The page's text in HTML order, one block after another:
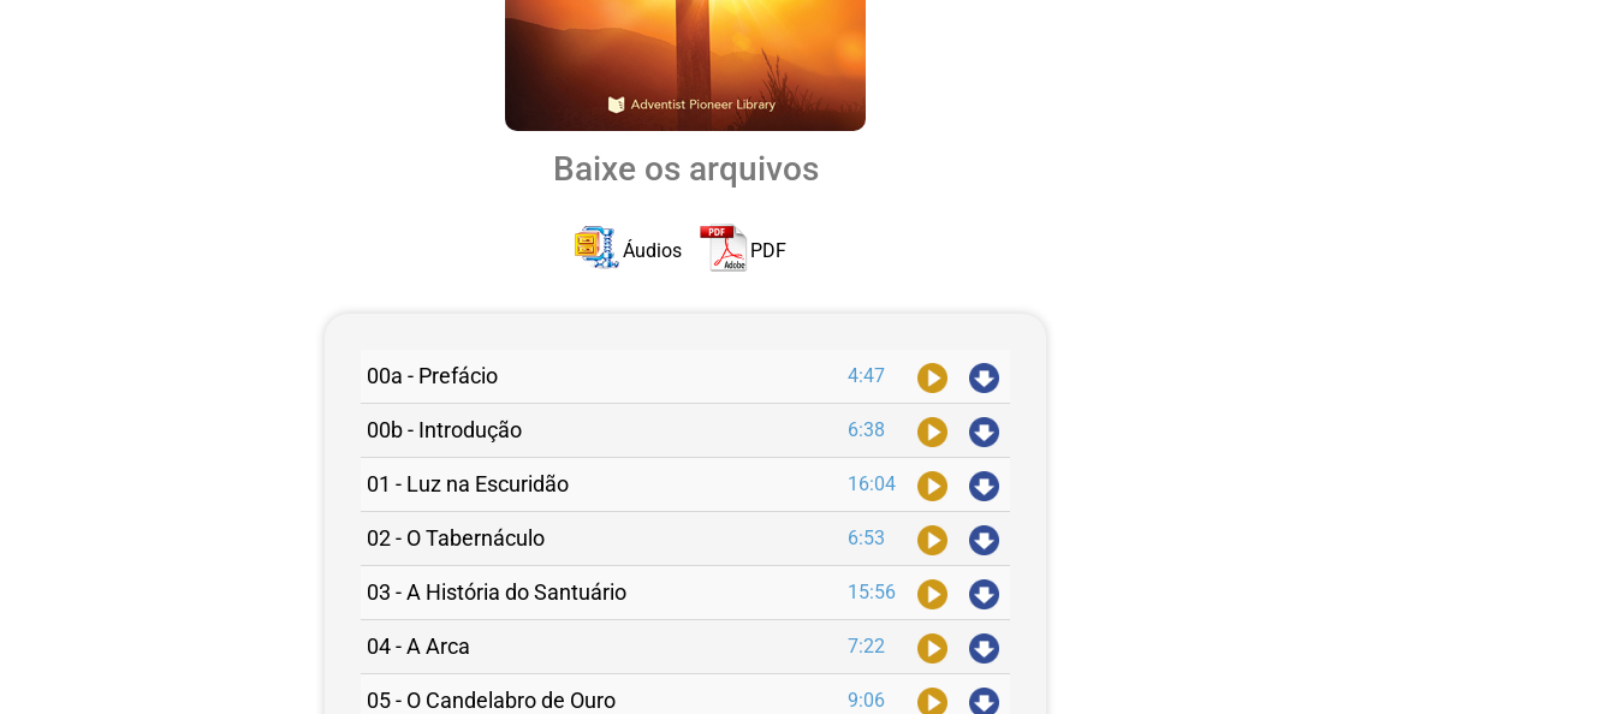
Baixe os arquivos
Áudios PDF
00a - Prefácio 4:47
00b - Introdução 6:38
01 - Luz na Escuridão 16:04
02 - O Tabernáculo 6:53
03 - A História do Santuário 15:56
04 - A Arca 7:22
05 - O Candelabro de Ouro 9:06